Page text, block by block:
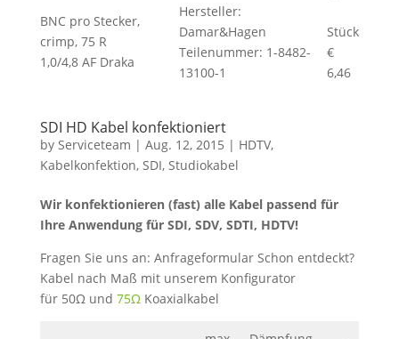
BNC pro Stecker,
crimp, 75 R
1,0/4,8 AF Draka
Hersteller:
Damar&Hagen
Teilenummer: 1-8482-
13100-1
Stück
€
6,46
SDI HD Kabel konfektioniert
by Serviceteam | Aug. 12, 2015 | HDTV,
Kabelkonfektion, SDI, Studiokabel
Wir konfektionieren (fast) alle Kabel passend für
Ihre Anwendung für SDI, SDV, SDTI, HDTV!
Fragen Sie uns an: Anfrageformular Schon entdeckt?
Kabel nach Maß mit unserem Konfigurator
für 50Ω und 75Ω Koaxialkabel